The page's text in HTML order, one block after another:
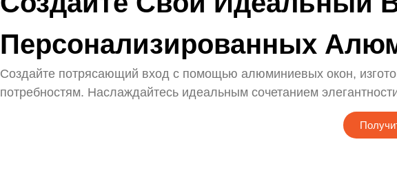
Персонализированных
Создайте потрясающий вход с помощью алюминиевых окон,
потребностям. Наслаждайтесь идеальным сочетанием